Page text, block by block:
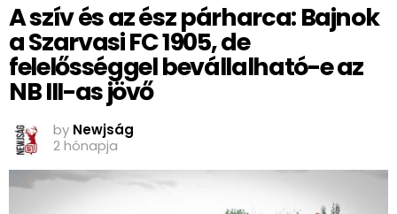
A szív és az ész párharca: Bajnok
a Szarvasi FC 1905, de
felelősséggel bevállalható-e az
NB III-as jövő
by Newjság
2 hónapja